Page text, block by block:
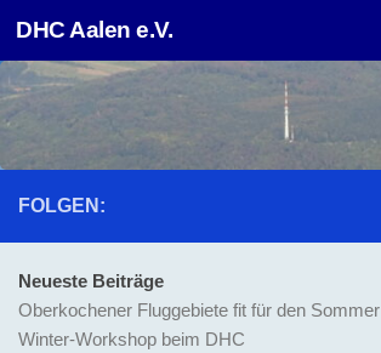
Unter dem Inhalt
DHC Aalen e.V.
FOLGEN:
Neueste Beiträge
Oberkochener Fluggebiete fit für den Sommer
Winter-Workshop beim DHC